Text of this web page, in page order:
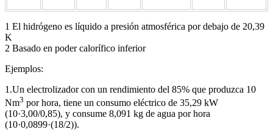
1 El hidrógeno es líquido a presión atmosférica por debajo de 20,39
K
2 Basado en poder calorífico inferior
Ejemplos:
1.Un electrolizador con un rendimiento del 85% que produzca 10
Nm3 por hora, tiene un consumo eléctrico de 35,29 kW
(10·3,00/0,85), y consume 8,091 kg de agua por hora
(10·0,0899·(18/2)).